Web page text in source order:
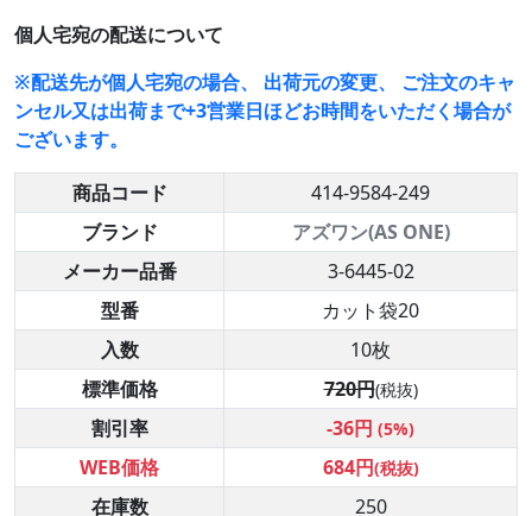
個人宅宛の配送について
※配送先が個人宅宛の場合、 出荷元の変更、 ご注文のキャ
ンセル又は出荷まで+3営業日ほどお時間をいただく場合が
ございます。
商品コード
414-9584-249
ブランド
アズワン(AS ONE)
メーカー品番
3-6445-02
型番
カット袋20
入数
10枚
標準価格
720円(税抜)
割引率 -36円 (5%)
WEB価格 684円(税抜)
在庫数 250